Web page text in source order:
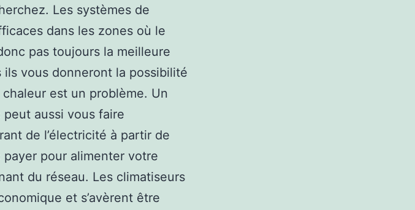
Les systèmes de
dans les zones où le
pas toujours la meilleure
vous donneront la possibilité
est un problème. Un
aussi vous faire
de l’électricité à partir de
pour alimenter votre
du réseau. Les climatiseurs
et s’avèrent être